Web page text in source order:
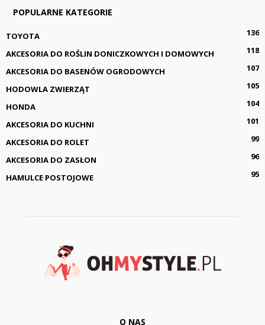
POPULARNE KATEGORIE
TOYOTA
136
AKCESORIA DO ROŚLIN DONICZKOWYCH I DOMOWYCH
118
AKCESORIA DO BASENÓW OGRODOWYCH
107
HODOWLA ZWIERZĄT
105
HONDA
104
AKCESORIA DO KUCHNI
101
AKCESORIA DO ROLET
99
AKCESORIA DO ZASŁON
96
HAMULCE POSTOJOWE
95
O NAS